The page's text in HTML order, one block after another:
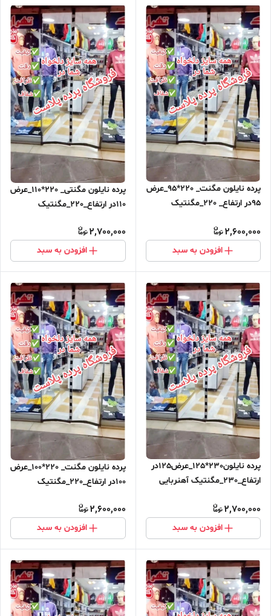
پرده نایلون مگنت_ 220*95_عرض
95در ارتفاع_ 220_مگنتیک
2,600,000
افزودن به سبد
پرده نایلون مگنتی_ 220*110_عرض
110در ارتفاع_220_مگنتیک
2,700,000
افزودن به سبد
پرده نایلون230*125_عرض125در
ارتفاع_230_مگنتیک آهنربایی
2,700,000
افزودن به سبد
پرده نایلون مگنت_ 220*100_عرض
100در ارتفاع_220_مگنتیک
2,600,000
افزودن به سبد